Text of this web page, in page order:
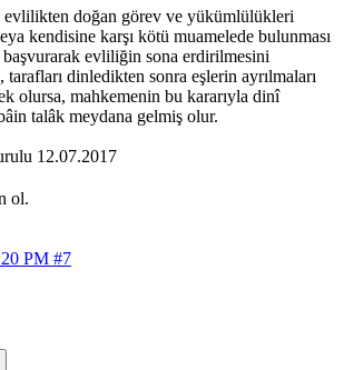
evlilikten doğan görev ve yükümlülükleri
kendisine karşı kötü muamelede bulunması
evliliğin sona erdirilmesini
dinledikten sonra eşlerin ayrılmaları
olursa, mahkemenin bu kararıyla dinî
talâk meydana gelmiş olur.
12.07.2017
ol.
PM #7